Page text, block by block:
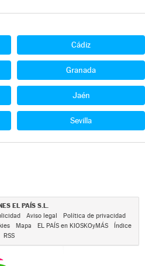
Cádiz
Granada
Jaén
Sevilla
EL PAÍS S.L.
Aviso legal
Política de privacidad
Mapa EL PAÍS en KIOSKOyMÁS
Índice
RSS